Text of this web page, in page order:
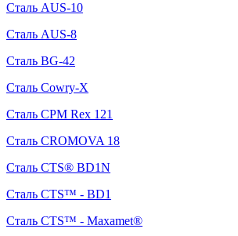
Сталь AUS-10
Сталь AUS-8
Сталь BG-42
Сталь Cowry-X
Сталь CPM Rex 121
Сталь CROMOVA 18
Сталь CTS® BD1N
Сталь CTS™ - BD1
Сталь CTS™ - Maxamet®